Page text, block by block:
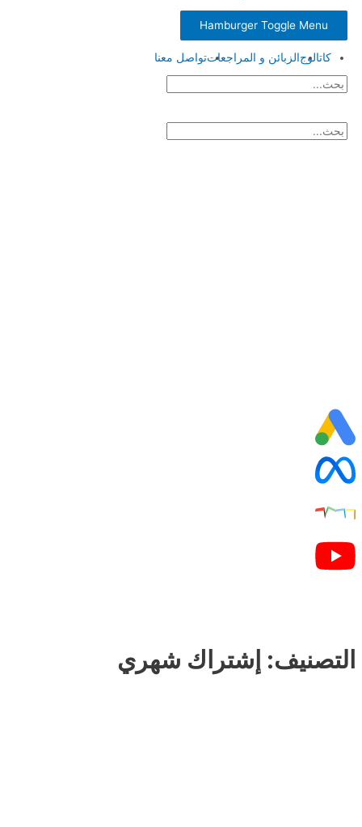
Hamburger Toggle Menu
كاتالوجالزبائن و المراجعاتتواصل معنا
التصنيف: إشتراك شهري